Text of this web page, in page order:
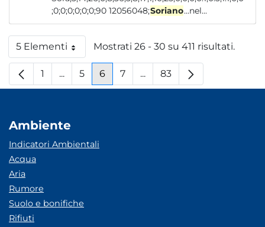
;0;0;0;0;0;0;90 12056048;Soriano...nel...
5 ElementiPer paginaMostrati 26 - 30 su 411 risultati.
Pagina
1 ...Pagine intermedie
Pagina
5 Pagina
6 Pagina
7 ...Pagine intermedie
Pagina
83
Ambiente
Indicatori Ambientali
Acqua
Aria
Rumore
Suolo e bonifiche
Rifiuti